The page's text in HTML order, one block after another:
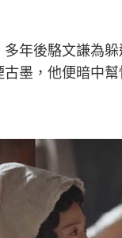
年後駱文謙為
墨，他便暗中